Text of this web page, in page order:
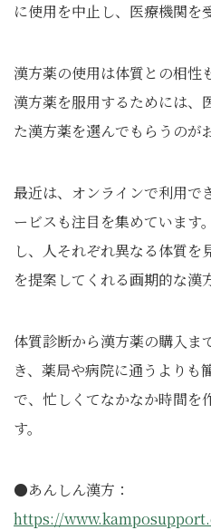
に使用を中止し、医療機関を
漢方薬の使用は体質との相性
漢方薬を服用するためには、
た漢方薬を選んでもらうのが
最近は、オンラインで利用で
ービスも注目を集めています
し、人それぞれ異なる体質
を提案してくれる画期的な漢
体質診断から漢方薬の購入ま
き、薬局や病院に通うよりも
で、忙しくてなかなか時間を
す。
●あんしん漢方：
https://